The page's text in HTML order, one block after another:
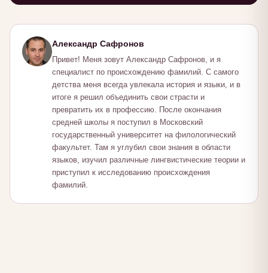
Александр Сафронов
Привет! Меня зовут Александр Сафронов, и я
специалист по происхождению фамилий. С самого
детства меня всегда увлекала история и языки, и в
итоге я решил объединить свои страсти и
превратить их в профессию. После окончания
средней школы я поступил в Московский
государственный университет на филологический
факультет. Там я углубил свои знания в области
языков, изучил различные лингвистические теории и
приступил к исследованию происхождения
фамилий.